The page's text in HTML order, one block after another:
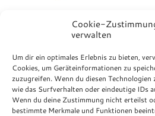
Cookie-
verwalten
Um dir ein optimales Erlebnis zu bieten,
Cookies, um Geräteinformationen zu
zuzugreifen. Wenn du diesen
wie das Surfverhalten oder eindeutige IDs
Wenn du deine Zustimmung nicht erteilst
bestimmte Merkmale und Funktionen
Kontakt: +49 7072 23 07
Bio Grauer
Hurschstrasse 4
DE-72810 Gomaringen